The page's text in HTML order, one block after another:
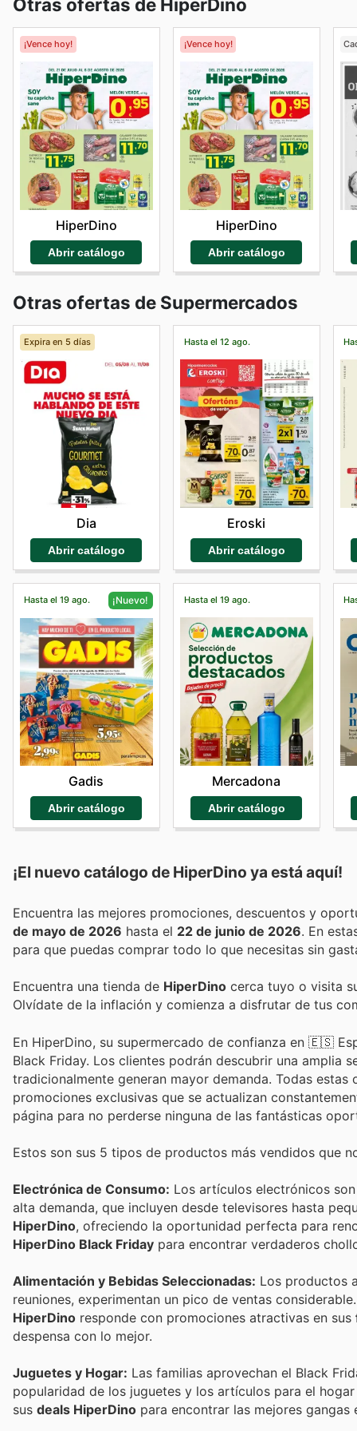
Otras ofertas de HiperDino
¡Vence hoy!
HiperDino
Abrir catálogo
¡Vence hoy!
HiperDino
Abrir catálogo
Otras ofertas de Supermercados
Expira en 5 días
Dia
Abrir catálogo
Hasta el 12 ago.
Eroski
Abrir catálogo
Hasta el 19 ago. ¡Nuevo!
Gadis
Abrir catálogo
Hasta el 19 ago.
Mercadona
Abrir catálogo
¡El nuevo catálogo de HiperDino ya está aquí!
de mayo de 2026 hasta el 22 de junio de 2026 . En
para que puedas comprar todo lo que necesitas sin
Encuentra una tienda de HiperDino cerca tuyo o visita
Olvídate de la inflación y comienza a disfrutar de tus
En HiperDino, su supermercado de confianza en 🇪🇸
Black Friday. Los clientes podrán descubrir una amplia
tradicionalmente generan mayor demanda. Todas
promociones exclusivas que se actualizan
página para no perderse ninguna de las fantásticas
Estos son sus 5 tipos de productos más vendidos que
Electrónica de Consumo: Los artículos electrónicos
alta demanda, que incluyen desde televisores hasta
HiperDino, ofreciendo la oportunidad perfecta para
HiperDino Black Friday para encontrar verdaderos
Alimentación y Bebidas Seleccionadas: Los productos
reuniones, experimentan un pico de ventas
HiperDino responde con promociones atractivas en sus
despensa con lo mejor.
Juguetes y Hogar: Las familias aprovechan el Black
popularidad de los juguetes y los artículos para el
sus deals HiperDino para encontrar las mejores gangas